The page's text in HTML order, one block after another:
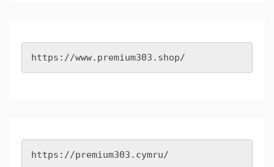
https://www.premium303.shop/
https://premium303.cymru/